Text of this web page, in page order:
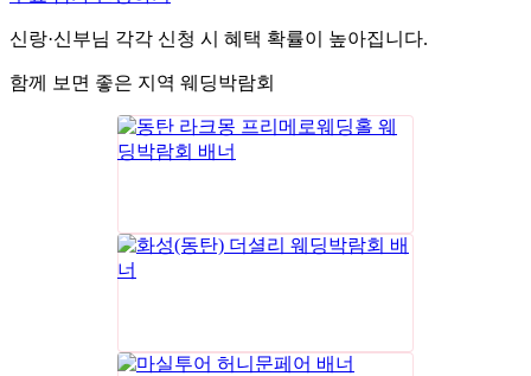
신랑·신부님 각각 신청 시 혜택 확률이 높아집니다.
함께 보면 좋은 지역 웨딩박람회